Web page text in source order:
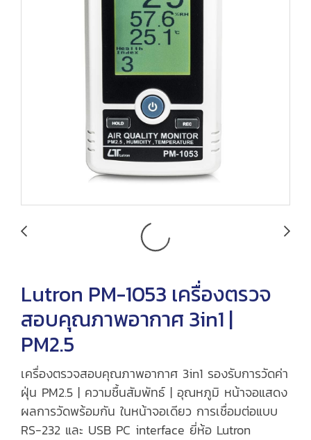
Lutron PM-1053 เครื่องตรวจ
สอบคุณภาพอากาศ 3in1 |
PM2.5
เครื่องตรวจสอบคุณภาพอากาศ 3in1 รองรับการวัดค่า
ฝุ่น PM2.5 | ความชื้นสัมพัทธ์ | อุณหภูมิ หน้าจอแสดง
ผลการวัดพร้อมกัน ในหน้าจอเดียว การเชื่อมต่อแบบ
RS-232 และ USB PC interface ยี่ห้อ Lutron